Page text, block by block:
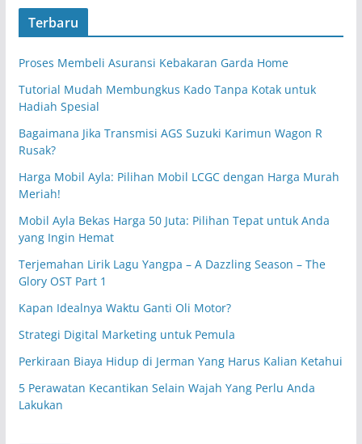
Terbaru
Proses Membeli Asuransi Kebakaran Garda Home
Tutorial Mudah Membungkus Kado Tanpa Kotak untuk
Hadiah Spesial
Bagaimana Jika Transmisi AGS Suzuki Karimun Wagon R
Rusak?
Harga Mobil Ayla: Pilihan Mobil LCGC dengan Harga Murah
Meriah!
Mobil Ayla Bekas Harga 50 Juta: Pilihan Tepat untuk Anda
yang Ingin Hemat
Terjemahan Lirik Lagu Yangpa – A Dazzling Season – The
Glory OST Part 1
Kapan Idealnya Waktu Ganti Oli Motor?
Strategi Digital Marketing untuk Pemula
Perkiraan Biaya Hidup di Jerman Yang Harus Kalian Ketahui
5 Perawatan Kecantikan Selain Wajah Yang Perlu Anda
Lakukan